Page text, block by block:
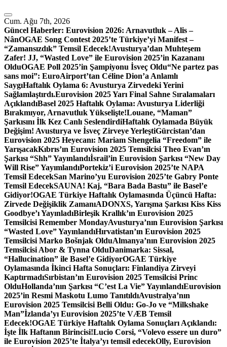
Cum. Ağu 7th, 2026
Güncel Haberler: Eurovision 2026: Arnavutluk – Alis –
NânOGAE Song Contest 2025’te Türkiye’yi Manifest –
“Zamansızdık” Temsil Edecek!Avusturya’dan Muhteşem
Zafer! JJ, “Wasted Love” ile Eurovision 2025’in Kazananı
OlduOGAE Poll 2025’in Şampiyonu İsveç Oldu“Ne partez pas
sans moi”: EuroAirport’tan Céline Dion’a Anlamlı
SaygıHaftalık Oylama 6: Avusturya Zirvedeki Yerini
Sağlamlaştırdı.Eurovision 2025 Yarı Final Sahne Sıralamaları
AçıklandıBasel 2025 Haftalık Oylama: Avusturya Liderliği
Bırakmıyor, Arnavutluk Yükselişte!Louane, “Maman”
Şarkısını İlk Kez Canlı SeslendirdiHaftalık Oylamada Büyük
Değişim! Avusturya ve İsveç Zirveye YerleştiGürcistan’dan
Eurovision 2025 Heyecanı: Mariam Shengelia “Freedom” ile
YarışacakKıbrıs’ın Eurovision 2025 Temsilcisi Theo Evan’ın
Şarkısı “Shh” Yayınlandıİsrail’in Eurovision Şarkısı “New Day
Will Rise” YayımlandıPortekiz’i Eurovision 2025’te NAPA
Temsil EdecekSan Marino’yu Eurovision 2025’te Gabry Ponte
Temsil EdecekSAUNA! Kaj, “Bara Bada Bastu” ile Basel’e
Gidiyor!OGAE Türkiye Haftalık Oylamasında Üçüncü Hafta:
Zirvede Değişiklik ZamanıADONXS, Yarışma Şarkısı Kiss Kiss
Goodbye’ı YayınladıBirleşik Krallık’ın Eurovision 2025
Temsilcisi Remember MondayAvusturya’nın Eurovision Şarkısı
“Wasted Love” YayınlandıHırvatistan’ın Eurovision 2025
Temsilcisi Marko Bošnjak OlduAlmanya’nın Eurovision 2025
Temsilcisi Abor & Tynna OlduDanimarka: Sissal,
“Hallucination” ile Basel’e GidiyorOGAE Türkiye
Oylamasında İkinci Hafta Sonuçları: Finlandiya Zirveyi
KaptırmadıSırbistan’ın Eurovision 2025 Temsilcisi Princ
OlduHollanda’nın Şarkısı “C’est La Vie” YayınlandıEurovision
2025’in Resmi Maskotu Lumo TanıtıldıAvustralya’nın
Eurovision 2025 Temsilcisi Belli Oldu: Go-Jo ve “Milkshake
Man”İzlanda’yı Eurovision 2025’te VÆB Temsil
Edecek!OGAE Türkiye Haftalık Oylama Sonuçları Açıklandı:
İşte İlk Haftanın Birincisi!Lucio Corsi, “Volevo essere un duro”
ile Eurovision 2025’te İtalya’yı temsil edecekOlly, Eurovision